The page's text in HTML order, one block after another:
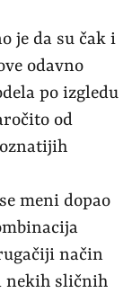
je da su čak i
odavno
po izgledu
od
meni dopao
način
nekih sličnih